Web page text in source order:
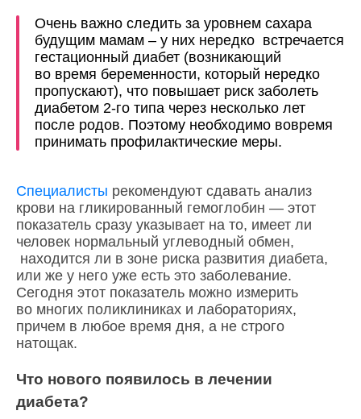
Очень важно следить за уровнем сахара
будущим мамам – у них нередко встречается
гестационный диабет (возникающий
во время беременности, который нередко
пропускают), что повышает риск заболеть
диабетом 2-го типа через несколько лет
после родов. Поэтому необходимо вовремя
принимать профилактические меры.
Специалисты рекомендуют сдавать анализ
крови на гликированный гемоглобин — этот
показатель сразу указывает на то, имеет ли
человек нормальный углеводный обмен,
находится ли в зоне риска развития диабета,
или же у него уже есть это заболевание.
Сегодня этот показатель можно измерить
во многих поликлиниках и лабораториях,
причем в любое время дня, а не строго
натощак.
Что нового появилось в лечении
диабета?